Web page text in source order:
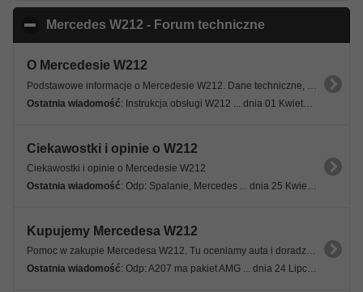
Mercedes W212 - Forum techniczne
O Mercedesie W212
Ostatnia wiadomość: Instrukcja obsługi W212 ... dnia 01 Kwietnia 2026, 22:52 12s
Ciekawostki i opinie o W212
Ciekawostki i opinie o Mercedesie W212
Ostatnia wiadomość: Odp: Spalanie, Mercedes ... dnia 25 Kwietnia 2025, 09:56 45s
Kupujemy Mercedesa W212
Pomoc w zakupie Mercedesa W212. Tu oceniamy auta i doradzamy, pomagamy w zakupie wymarzonego modelu.
Ostatnia wiadomość: Odp: A207 ma pakiet AMG ... dnia 24 Lipca 2026, 11:30 58s